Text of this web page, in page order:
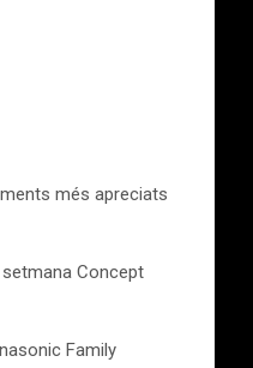
més apreciats
Concept
Family